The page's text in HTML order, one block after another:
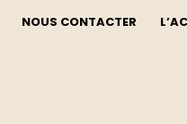
NOUS CONTACTER